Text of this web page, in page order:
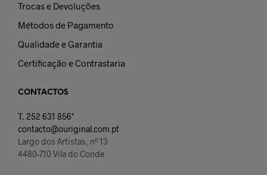
Trocas e Devoluções
Métodos de Pagamento
Qualidade e Garantia
Certificação e Contrastaria
CONTACTOS
T. 252 631 856*
contacto@ouriginal.com.pt
Largo dos Artistas, nº 13
4480-710 Vila do Conde